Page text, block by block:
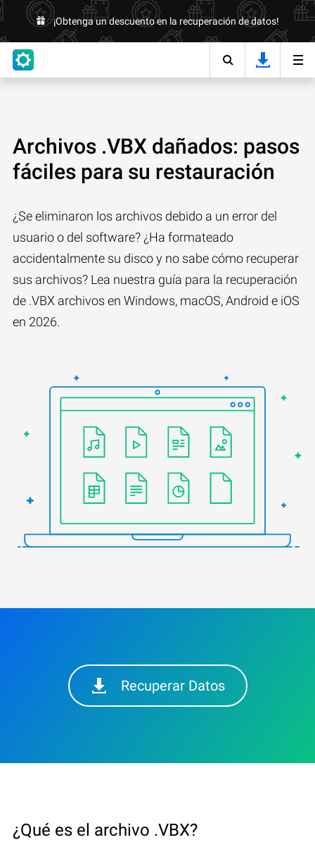
¡Obtenga un descuento en la recuperación de datos!
Archivos .VBX dañados: pasos
fáciles para su restauración
¿Se eliminaron los archivos debido a un error del
usuario o del software? ¿Ha formateado
accidentalmente su disco y no sabe cómo recuperar
sus archivos? Lea nuestra guía para la recuperación
de .VBX archivos en Windows, macOS, Android e iOS
en 2026.
Recuperar Datos
¿Qué es el archivo .VBX?